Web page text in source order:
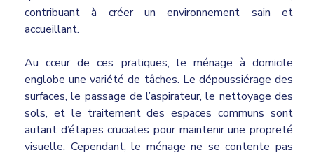
contribuant à créer un environnement sain et
accueillant.
Au cœur de ces pratiques, le ménage à domicile
englobe une variété de tâches. Le dépoussiérage des
surfaces, le passage de l’aspirateur, le nettoyage des
sols, et le traitement des espaces communs sont
autant d’étapes cruciales pour maintenir une propreté
visuelle. Cependant, le ménage ne se contente pas